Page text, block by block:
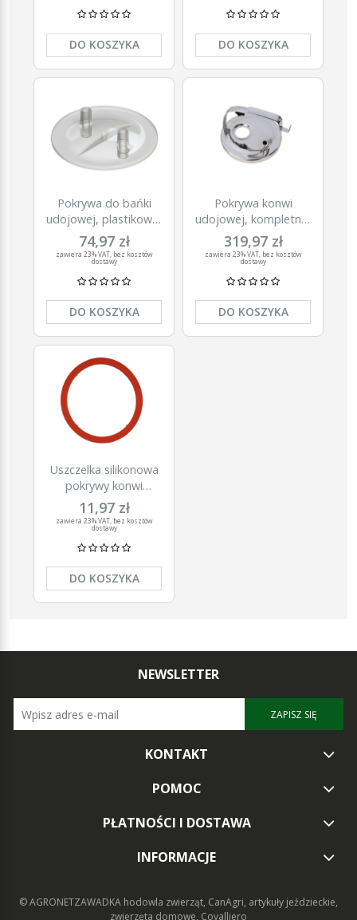
DO KOSZYKA DO KOSZYKA
Pokrywa do bańki
udojowej, plastikowa,
z 2 otworami, 16-20
mm, Kerbl
74,97 zł
zawiera 23% VAT, bez kosztów
dostawy
DO KOSZYKA
Pokrywa konwi
udojowej, kompletna,
Reci Prof.
319,97 zł
zawiera 23% VAT, bez kosztów
dostawy
DO KOSZYKA
Uszczelka silikonowa
pokrywy konwi
aluminiowej
11,97 zł
zawiera 23% VAT, bez kosztów
dostawy
DO KOSZYKA
NEWSLETTER
ZAPISZ SIĘ
KONTAKT
POMOC
PŁATNOŚCI I DOSTAWA
INFORMACJE
© AGRONETZAWADKA hodowla zwierząt, CanAgri, artykuły jeździeckie,
zwierzęta domowe, Covalliero